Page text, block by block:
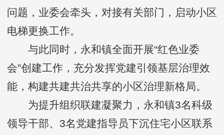
问题，业委会牵头，对接有关部门，启动小区
电梯更换工作。
与此同时，永和镇全面开展“红色业委
会”创建工作，充分发挥党建引领基层治理效
能，构建共建共治共享的小区治理新格局。
为提升组织联建凝聚力，永和镇3名科级
领导干部、3名党建指导员下沉住宅小区联系